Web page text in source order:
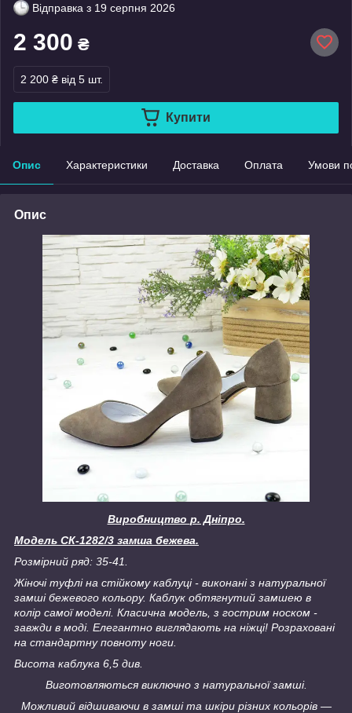
Відправка з 19 серпня 2026
2 300 ₴
2 200 ₴ від 5 шт.
Купити
Опис Характеристики Доставка Оплата Умови
Опис
Виробництво р. Дніпро.
Модель СК-1282/3 замша бежева.
Розмірний ряд: 35-41.
Жіночі туфлі на стійкому каблуці - виконані з натуральної
замші бежевого кольору. Каблук обтягнутий замшею в
колір самої моделі. Класична модель, з гострим носком -
завжди в моді. Елегантно виглядають на ніжці! Розраховані
на стандартну повноту ноги.
Висота каблука 6,5 див.
Виготовляються виключно з натуральної замші.
Можливий відшиваючи в замші та шкіри різних кольорів ―